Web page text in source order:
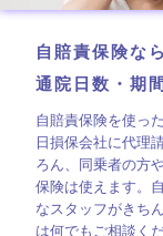
自賠責保険な
通院日数・期
自賠責保険を使っ
日損保会社に代理
ろん、同乗者の方
保険は使えます。
なスタッフがきち
は何でもご相談くだ